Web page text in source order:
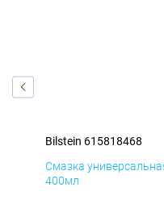
Bilstein 615818468
Смазка
400мл